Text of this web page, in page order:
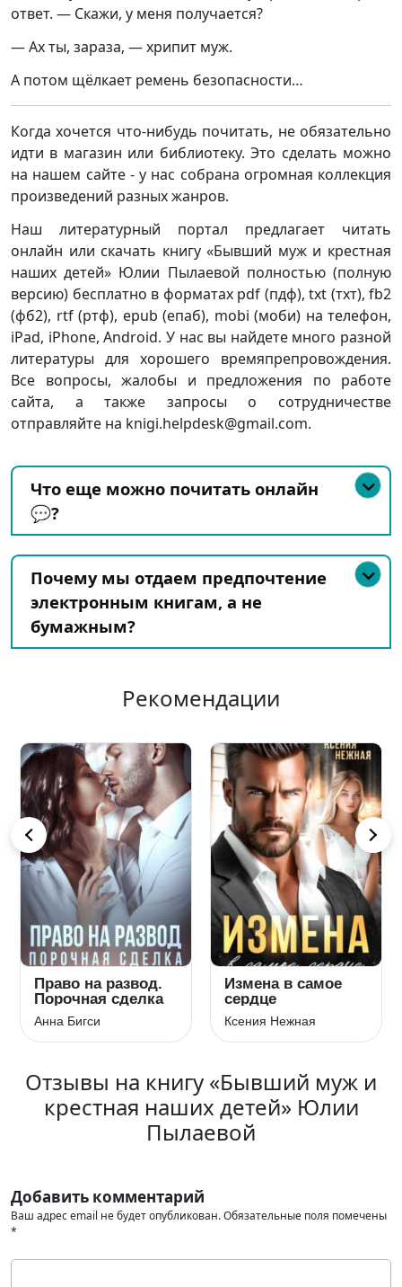
ответ. — Скажи, у меня получается?
— Ах ты, зараза, — хрипит муж.
А потом щёлкает ремень безопасности…
Когда хочется что-нибудь почитать, не обязательно
идти в магазин или библиотеку. Это сделать можно
на нашем сайте - у нас собрана огромная коллекция
произведений разных жанров.
Наш литературный портал предлагает читать
онлайн или скачать книгу «Бывший муж и крестная
наших детей» Юлии Пылаевой полностью (полную
версию) бесплатно в форматах pdf (пдф), txt (тхт), fb2
(фб2), rtf (ртф), epub (епаб), mobi (моби) на телефон,
iPad, iPhone, Android. У нас вы найдете много разной
литературы для хорошего времяпрепровождения.
Все вопросы, жалобы и предложения по работе
сайта, а также запросы о сотрудничестве
отправляйте на knigi.helpdesk@gmail.com.
Что еще можно почитать онлайн
💬?
Почему мы отдаем предпочтение
электронным книгам, а не
бумажным?
Рекомендации
Право на развод.
Порочная сделка
Анна Бигси
Измена в самое
сердце
Ксения Нежная
Отзывы на книгу «Бывший муж и
крестная наших детей» Юлии
Пылаевой
Добавить комментарий
Ваш адрес email не будет опубликован.Обязательные поля помечены
*